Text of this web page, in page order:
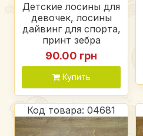
Детские лосины для
девочек, лосины
дайвинг для спорта,
принт зебра
90.00 грн
Купить
Код товара: 04681